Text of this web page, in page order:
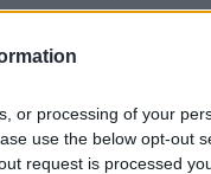
or processing of your
use the below opt-out
request is processed
& I got only
1, 2021